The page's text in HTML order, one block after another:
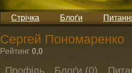
Стрічка Блоґи
Сергей Пономаренко
Рейтинг 0,0
Профіль Блоґи (0)